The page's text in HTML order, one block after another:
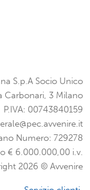
S.p.A Socio Unico
Carbonari, 3 Milano
P.IVA: 00743840159
Numero: 729278
€ 6.000.000,00 i.v.
2026 © Avvenire